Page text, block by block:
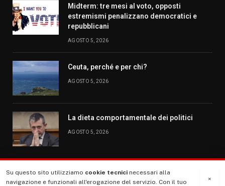
Midterm: tre mesi al voto, opposti
estremismi penalizzano democratici e
repubblicani
AGOSTO 5, 2026
Ceuta, perché e per chi?
AGOSTO 5, 2026
La dieta comportamentale dei politici
AGOSTO 5, 2026
MENU ×
Su questo sito utilizziamo cookie tecnici necessari alla
navigazione e funzionali all'erogazione del servizio. Con il tuo